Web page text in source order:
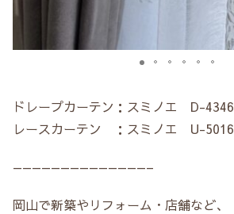
ドレープカーテン：スミノエ D-4346
レースカーテン ：スミノエ U-5016
——————————————–
岡山で新築やリフォーム・店舗など、